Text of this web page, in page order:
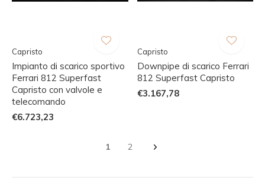
Capristo
Impianto di scarico sportivo
Ferrari 812 Superfast
Capristo con valvole e
telecomando
€6.723,23
Capristo
Downpipe di scarico Ferrari
812 Superfast Capristo
€3.167,78
1 2